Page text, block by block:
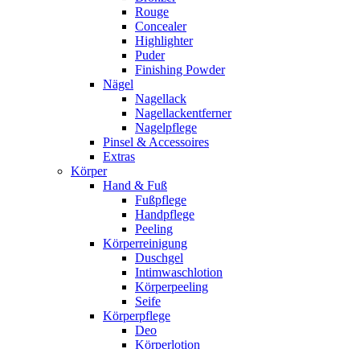
Rouge
Concealer
Highlighter
Puder
Finishing Powder
Nägel
Nagellack
Nagellackentferner
Nagelpflege
Pinsel & Accessoires
Extras
Körper
Hand & Fuß
Fußpflege
Handpflege
Peeling
Körperreinigung
Duschgel
Intimwaschlotion
Körperpeeling
Seife
Körperpflege
Deo
Körperlotion